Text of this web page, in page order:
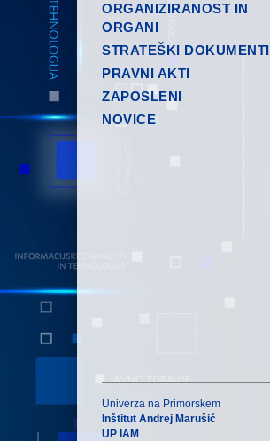
ORGANIZIRANOST IN
ORGANI
STRATEŠKI DOKUMENTI
PRAVNI AKTI
ZAPOSLENI
NOVICE
Univerza na Primorskem
Inštitut Andrej Marušič
UP IAM